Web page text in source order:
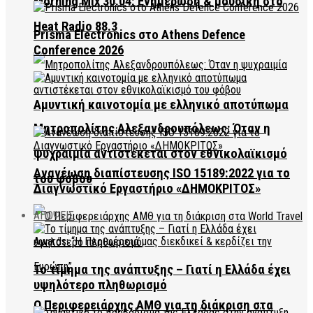
Heat Radio 88.3
Μητροπολίτης Αλεξανδρουπόλεως: Όταν η
ψυχραιμία αντιστέκεται στον εθνικολαϊκισμό
του φόβου
Ο Περιφερειάρχης ΑΜΘ για τη διάκριση στα
Prisma Electronics στο Athens Defence
Conference 2026
Αμυντική καινοτομία με ελληνικό αποτύπωμα
Ανανέωση διαπίστευσης ISO 15189:2022 για το
Διαγνωστικό Εργαστήριο «ΔΗΜΟΚΡΙΤΟΣ»
ΑΠΟΨΕΙΣ
Το τίμημα της ανάπτυξης – Γιατί η Ελλάδα έχει
υψηλότερο πληθωρισμό